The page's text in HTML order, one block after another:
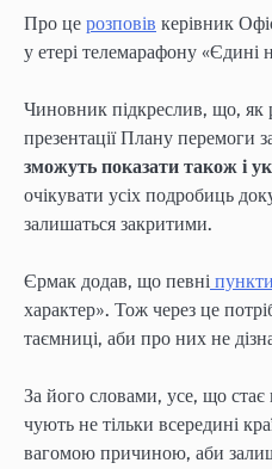
Про це розповів керівник
у етері телемарафону «Єдині
Чиновник підкреслив, що, як
презентації Плану перемоги
зможуть показати також і
очікувати усіх подробиць
залишаться закритими.
Єрмак додав, що певні
характер». Тож через це
таємниці, аби про них не
За його словами, усе, що
чують не тільки всередині
вагомою причиною, аби